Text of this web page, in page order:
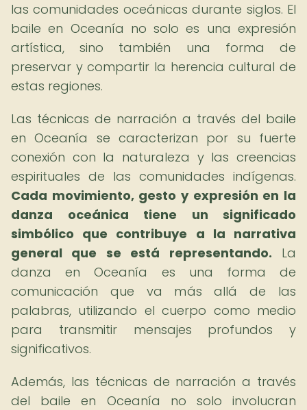
las comunidades oceánicas durante siglos. El
baile en Oceanía no solo es una expresión
artística, sino también una forma de
preservar y compartir la herencia cultural de
estas regiones.
Las técnicas de narración a través del baile
en Oceanía se caracterizan por su fuerte
conexión con la naturaleza y las creencias
espirituales de las comunidades indígenas.
Cada movimiento, gesto y expresión en la
danza oceánica tiene un significado
simbólico que contribuye a la narrativa
general que se está representando. La
danza en Oceanía es una forma de
comunicación que va más allá de las
palabras, utilizando el cuerpo como medio
para transmitir mensajes profundos y
significativos.
Además, las técnicas de narración a través
del baile en Oceanía no solo involucran